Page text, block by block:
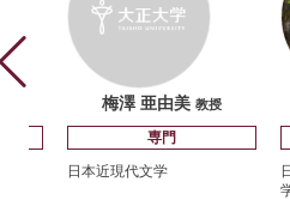
梅澤 亜由美 教授
専門
日本近現代文学